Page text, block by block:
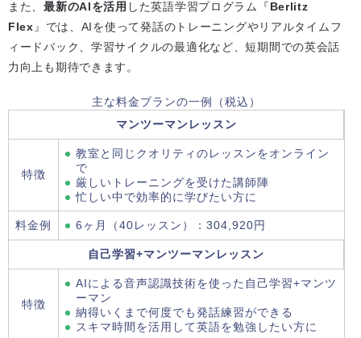
また、最新のAIを活用 した英語学習プログラム『Berlitz
Flex』では、AIを使って発話のトレーニングやリアルタイムフ
ィードバック、学習サイクルの最適化など、短期間での英会話
力向上も期待できます。
主な料金プランの一例（税込）
マンツーマンレッスン
特徴
教室と同じクオリティのレッスンをオンライン
で
厳しいトレーニングを受けた講師陣
忙しい中で効率的に学びたい方に
料金例 6ヶ月（40レッスン）：304,920円
自己学習+マンツーマンレッスン
特徴
AIによる音声認識技術を使った自己学習+マンツ
ーマン
納得いくまで何度でも発話練習ができる
スキマ時間を活用して英語を勉強したい方に